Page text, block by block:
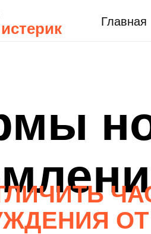
Главная